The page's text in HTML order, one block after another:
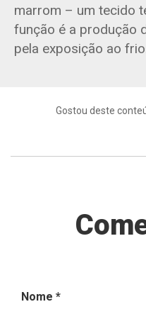
marrom – um tecido
função é a produção
pela exposição ao
Nome *